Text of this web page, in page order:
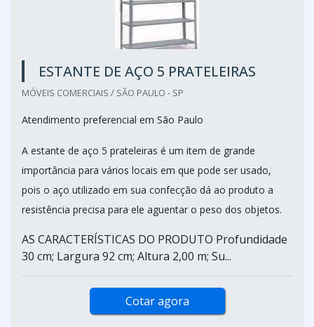
ESTANTE DE AÇO 5 PRATELEIRAS
MÓVEIS COMERCIAIS / SÃO PAULO - SP
Atendimento preferencial em São Paulo
A estante de aço 5 prateleiras é um item de grande
importância para vários locais em que pode ser usado,
pois o aço utilizado em sua confecção dá ao produto a
resistência precisa para ele aguentar o peso dos objetos.
AS CARACTERÍSTICAS DO PRODUTO Profundidade
30 cm; Largura 92 cm; Altura 2,00 m; Su...
Cotar agora